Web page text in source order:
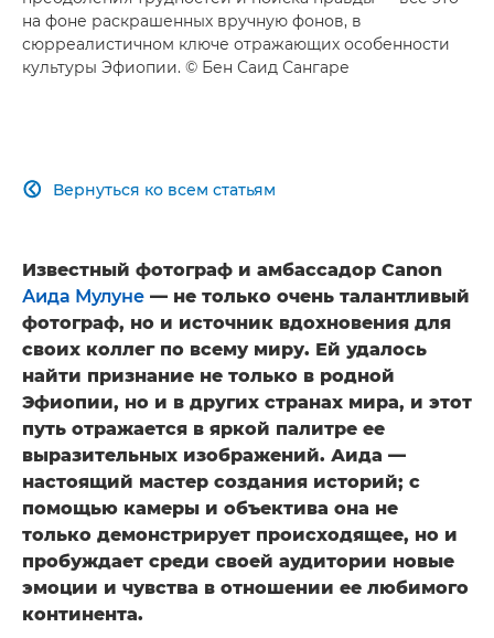
на фоне раскрашенных вручную фонов, в
сюрреалистичном ключе отражающих особенности
культуры Эфиопии. © Бен Саид Сангаре
Вернуться ко всем статьям

Известный фотограф и амбассадор Canon
Аида Мулуне — не только очень талантливый
фотограф, но и источник вдохновения для
своих коллег по всему миру. Ей удалось
найти признание не только в родной
Эфиопии, но и в других странах мира, и этот
путь отражается в яркой палитре ее
выразительных изображений. Аида —
настоящий мастер создания историй; с
помощью камеры и объектива она не
только демонстрирует происходящее, но и
пробуждает среди своей аудитории новые
эмоции и чувства в отношении ее любимого
континента.